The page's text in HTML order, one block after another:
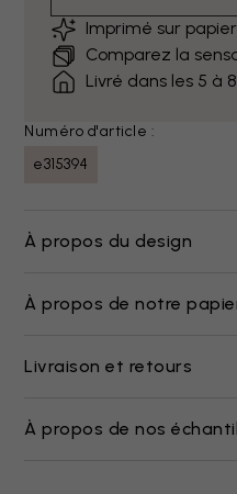
Imprimé sur
Comparez la
Livré dans les 5 à
Numéro d'article :
e315394
À propos du design
À propos de notre
Livraison et retours
À propos de nos